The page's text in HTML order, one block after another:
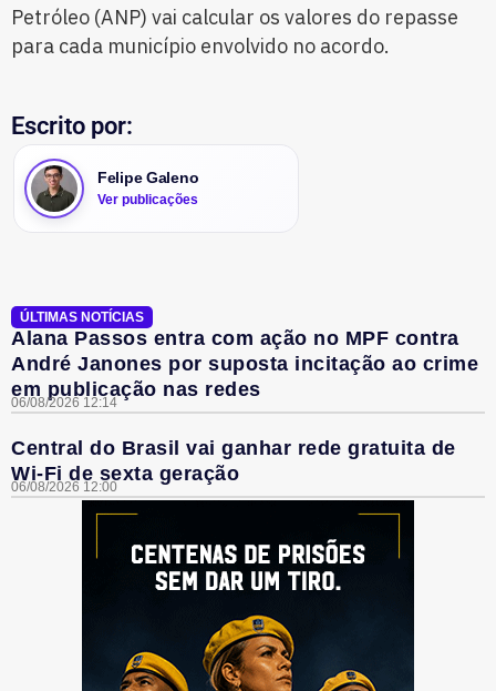
Petróleo (ANP) vai calcular os valores do repasse
para cada município envolvido no acordo.
Escrito por:
Felipe Galeno
Ver publicações
ÚLTIMAS NOTÍCIAS
Alana Passos entra com ação no MPF contra
André Janones por suposta incitação ao crime
em publicação nas redes
06/08/2026 12:14
Central do Brasil vai ganhar rede gratuita de
Wi-Fi de sexta geração
06/08/2026 12:00